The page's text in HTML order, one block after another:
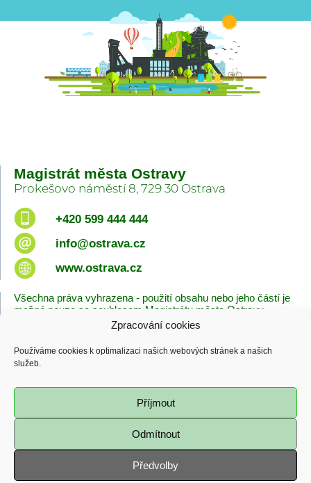
Zpracování cookies
Používáme cookies k optimalizaci našich webových stránek a našich
služeb.
Příjmout
Odmítnout
Předvolby
Magistrát města Ostravy
Prokešovo náměstí 8, 729 30 Ostrava
+420 599 444 444
info@ostrava.cz
www.ostrava.cz
Všechna práva vyhrazena - použití obsahu nebo jeho částí je
možné pouze se souhlasem Magistrátu města Ostravy.
Zásady cookies
Poslední změna